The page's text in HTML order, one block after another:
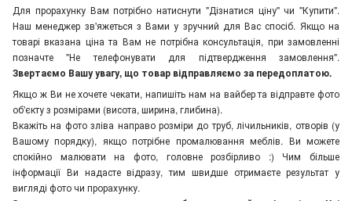
Для прорахунку Вам потрібно натиснути "Дізнатися ціну" чи "Купити".
Наш менеджер зв'яжеться з Вами у зручний для Вас спосіб. Якщо на
товарі вказана ціна та Вам не потрібна консультація, при замовленні
позначте "Не телефонувати для підтвердження замовлення".
Звертаємо Вашу увагу, що товар відправляємо за передоплатою.
Якщо ж Ви не хочете чекати, напишіть нам на вайбер та відправте фото
об'єкту з розмірами (висота, ширина, глибина).
Вкажіть на фото зліва направо розміри до труб, лічильників, отворів (у
Вашому порядку), якщо потрібне промалювання меблів. Ви можете
спокійно малювати на фото, головне розбірливо :) Чим більше
інформації Ви надасте відразу, тим швидше отримаєте результат у
вигляді фото чи прорахунку.